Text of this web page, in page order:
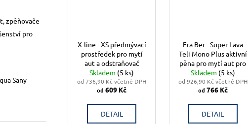
zpěňovače
pro
Sany
X-line - XS předmývací
prostředek pro mytí
aut a odstraňovač
hmyzu
Skladem (5 ks)
od 736,90 Kč včetně DPH
od 609 Kč
DETAIL
Fra Ber - Super Lava
Teli Mono Plus aktivní
pěna pro mytí aut pro
bezdotykové mytí
Skladem (5 ks)
od 926,90 Kč včetně DPH
od 766 Kč
DETAIL